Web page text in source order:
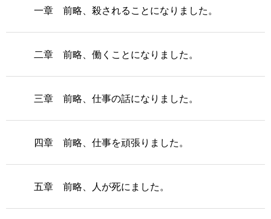
一章 前略、殺されることになりました。
二章 前略、働くことになりました。
三章 前略、仕事の話になりました。
四章 前略、仕事を頑張りました。
五章 前略、人が死にました。